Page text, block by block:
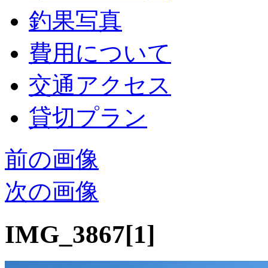
釣果写真
費用について
交通アクセス
貸切プラン
前の画像
次の画像
IMG_3867[1]